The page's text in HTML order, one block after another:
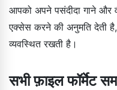
आपको अपने पसंदीदा गाने और
एक्सेस करने की अनुमति देती
व्यवस्थित रखती है।
सभी फ़ाइल फॉर्मेट